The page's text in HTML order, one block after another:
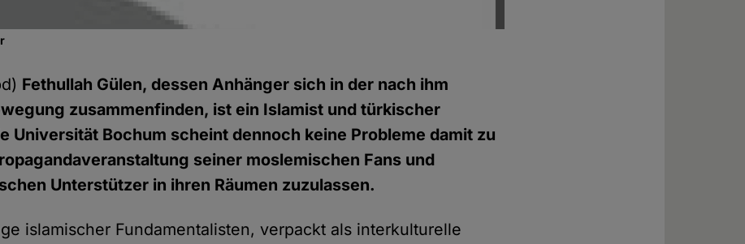
Fethullah Gülen, dessen Anhänger sich in der nach ihm
zusammenfinden, ist ein Islamist und türkischer
Universität Bochum scheint dennoch keine Probleme damit zu
seiner moslemischen Fans und
Unterstützer in ihren Räumen zuzulassen.
islamischer Fundamentalisten, verpackt als interkulturelle